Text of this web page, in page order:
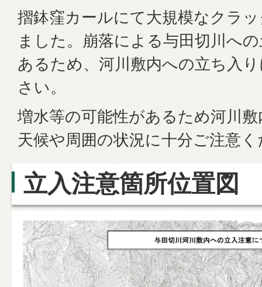
摺鉢窪カールにて大規模なクラ
ました。崩落による与田切川へ
あるため、河川敷内への立ち入
さい。
増水等の可能性があるため河川
天候や周囲の状況に十分ご注意
立入注意箇所位置図